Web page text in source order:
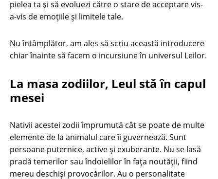
pielea ta și să evoluezi către o stare de acceptare vis-
a-vis de emoțiile și limitele tale.
Nu întâmplător, am ales să scriu această introducere
chiar înainte să facem o incursiune în universul Leilor.
La masa zodiilor, Leul stă în capul
mesei
Nativii acestei zodii împrumută cât se poate de multe
elemente de la animalul care îi guvernează. Sunt
persoane puternice, active și exuberante. Nu se lasă
pradă temerilor sau îndoielilor în fața noutății, fiind
mereu deschiși provocărilor. Au o personalitate